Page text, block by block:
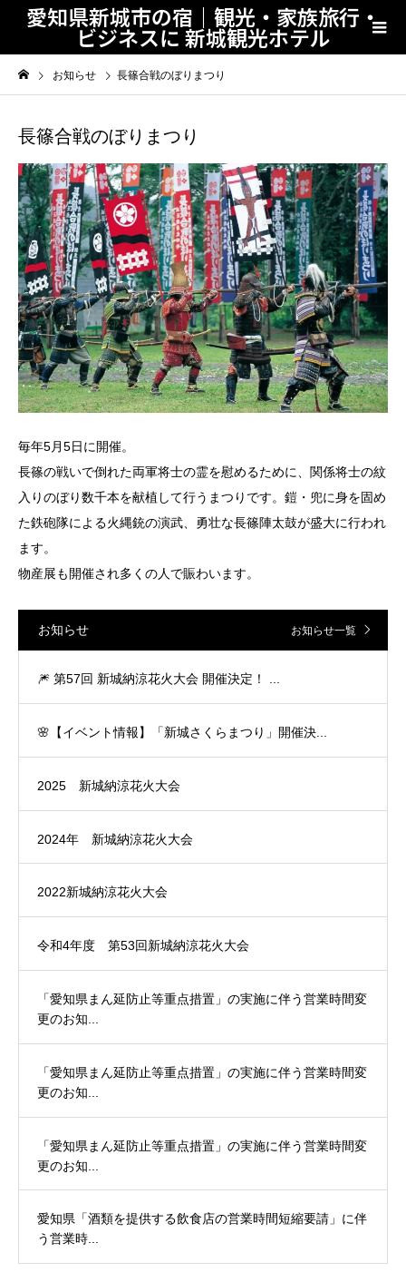
愛知県新城市の宿｜観光・家族旅行・
ビジネスに 新城観光ホテル
お知らせ 長篠合戦のぼりまつり
長篠合戦のぼりまつり
毎年5月5日に開催。
長篠の戦いで倒れた両軍将士の霊を慰めるために、関係将士の紋
入りのぼり数千本を献植して行うまつりです。鎧・兜に身を固め
た鉄砲隊による火縄銃の演武、勇壮な長篠陣太鼓が盛大に行われ
ます。
物産展も開催され多くの人で賑わいます。
お知らせ お知らせ一覧
🎆 第57回 新城納涼花火大会 開催決定！ ...
🌸【イベント情報】「新城さくらまつり」開催決...
2025 新城納涼花火大会
2024年 新城納涼花火大会
2022新城納涼花火大会
令和4年度 第53回新城納涼花火大会
「愛知県まん延防止等重点措置」の実施に伴う営業時間変
更のお知...
「愛知県まん延防止等重点措置」の実施に伴う営業時間変
更のお知...
「愛知県まん延防止等重点措置」の実施に伴う営業時間変
更のお知...
愛知県「酒類を提供する飲食店の営業時間短縮要請」に伴
う営業時...